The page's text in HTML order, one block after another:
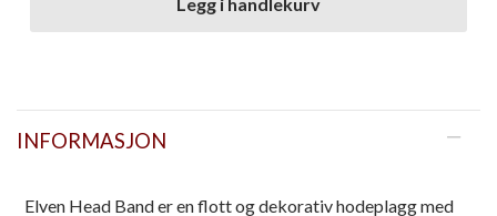
INFORMASJON
Elven Head Band er en flott og dekorativ hodeplagg med